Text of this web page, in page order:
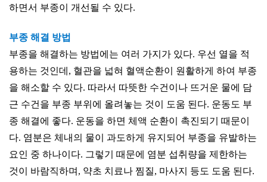
하면서 부종이 개선될 수 있다.
부종 해결 방법
부종을 해결하는 방법에는 여러 가지가 있다. 우선 열을 적
용하는 것인데, 혈관을 넓혀 혈액순환이 원활하게 하여 부종
을 해소할 수 있다. 따라서 따뜻한 수건이나 뜨거운 물에 담
근 수건을 부종 부위에 올려놓는 것이 도움 된다. 운동도 부
종 해결에 좋다. 운동을 하면 체액 순환이 촉진되기 때문이
다. 염분은 체내의 물이 과도하게 유지되어 부종을 유발하는
요인 중 하나이다. 그렇기 때문에 염분 섭취량을 제한하는
것이 바람직하며, 약초 치료나 찜질, 마사지 등도 도움 된다.